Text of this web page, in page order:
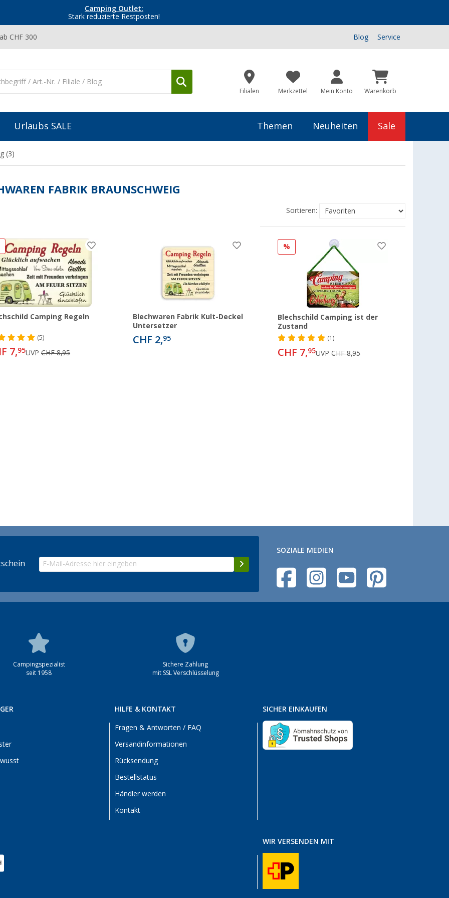
Camping Outlet:
Stark reduzierte Restposten!
CHF 300 Blog Service
Filialen Merkzettel Mein Konto Warenkorb
Urlaubs SALE Themen Neuheiten Sale
(3)
FABRIK BRAUNSCHWEIG
Sortieren:
Camping Regeln
(5)
7,95UVPCHF 8,95
Blechwaren Fabrik Kult-Deckel
Untersetzer
CHF 2,95
%
Blechschild Camping ist der
Zustand
(1)
CHF 7,95UVPCHF 8,95
SOZIALE MEDIEN
Campingspezialist
seit 1958
Sichere Zahlung
mit SSL Verschlüsselung
HILFE & KONTAKT
Fragen & Antworten / FAQ
Versandinformationen
Rücksendung
Bestellstatus
Händler werden
Kontakt
SICHER EINKAUFEN
WIR VERSENDEN MIT